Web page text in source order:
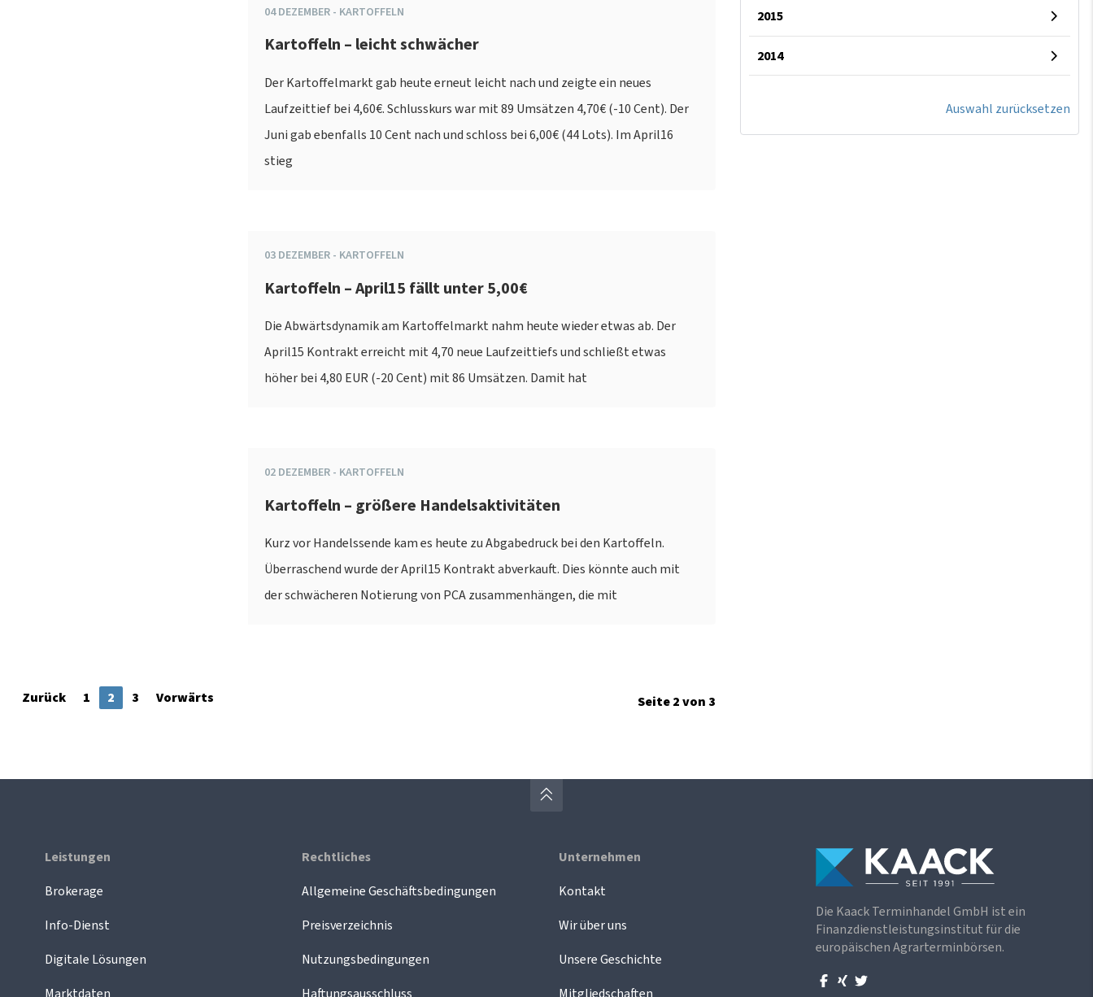
04 DEZEMBER- KARTOFFELN
Kartoffeln – leicht schwächer
Der Kartoffelmarkt gab heute erneut leicht nach und zeigte ein neues
Laufzeittief bei 4,60€. Schlusskurs war mit 89 Umsätzen 4,70€ (-10 Cent). Der
Juni gab ebenfalls 10 Cent nach und schloss bei 6,00€ (44 Lots). Im April16
stieg
03 DEZEMBER- KARTOFFELN
Kartoffeln – April15 fällt unter 5,00€
Die Abwärtsdynamik am Kartoffelmarkt nahm heute wieder etwas ab. Der
April15 Kontrakt erreicht mit 4,70 neue Laufzeittiefs und schließt etwas
höher bei 4,80 EUR (-20 Cent) mit 86 Umsätzen. Damit hat
02 DEZEMBER- KARTOFFELN
Kartoffeln – größere Handelsaktivitäten
Kurz vor Handelssende kam es heute zu Abgabedruck bei den Kartoffeln.
Überraschend wurde der April15 Kontrakt abverkauft. Dies könnte auch mit
der schwächeren Notierung von PCA zusammenhängen, die mit
Seite 2 von 3
Zurück 1 2 3 Vorwärts
2015
2014
Auswahl zurücksetzen
Leistungen
Brokerage
Info-Dienst
Digitale Lösungen
Rechtliches
Allgemeine Geschäftsbedingungen
Preisverzeichnis
Nutzungsbedingungen
Unternehmen
Kontakt
Wir über uns
Unsere Geschichte
Die Kaack Terminhandel GmbH ist ein
Finanzdienstleistungsinstitut für die
europäischen Agrarterminbörsen.